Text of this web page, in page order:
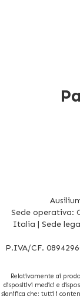
Sede operativa:
Italia | Sede
P.IVA/CF.
Relativamente ai
dispositivi medici e
significa che: tutti i